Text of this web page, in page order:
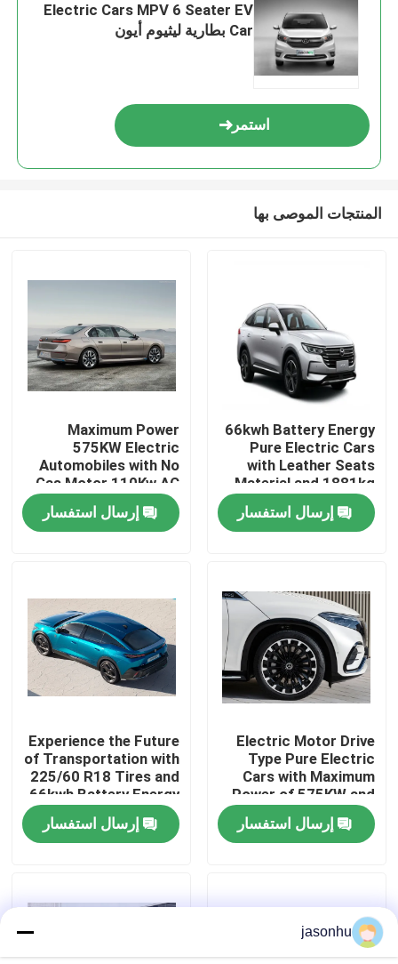
منزل
المنتجات
جولة في المعمل
ضبط الجودة
طلب اقتباس
السيارات المستعملة
سيارات كهربائية كبيرة
Electric Cars MPV 6 Seater EV
Car بطارية ليثيوم أيون
استمر
المنتجات الموصى بها
66kwh Battery Energy
Pure Electric Cars
with Leather Seats
Material and 1881kg
Kerb Weight
إرسال استفسار
Maximum Power
575KW Electric
Automobiles with No
Gas Motor 110Kw AC
Synchrounous Electric
Motorإرسال استفسار
Electric Motor Drive
Type Pure Electric
Cars with Maximum
Power of 575KW and
Kerb Weight of
1881kgإرسال استفسار
Experience the Future
of Transportation with
225/60 R18 Tires and
66kwh Battery Energy
Zero Emission Cars
إرسال استفسار
jasonhu